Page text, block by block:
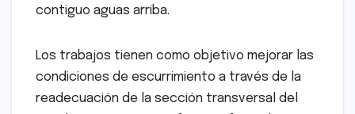
contiguo aguas arriba.
Los trabajos tienen como objetivo mejorar las
condiciones de escurrimiento a través de la
readecuación de la sección transversal del